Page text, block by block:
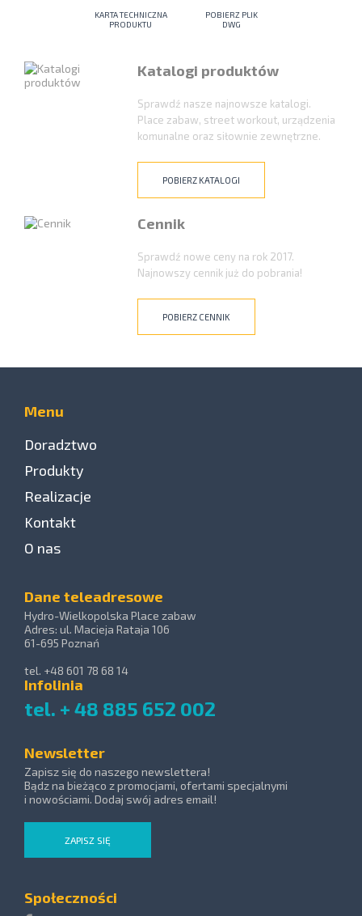
KARTA TECHNICZNA
PRODUKTU
POBIERZ PLIK
DWG
Katalogi produktów
Sprawdź nasze najnowsze katalogi.
Place zabaw, street workout, urządzenia
komunalne oraz siłownie zewnętrzne.
POBIERZ KATALOGI
Cennik
Sprawdź nowe ceny na rok 2017.
Najnowszy cennik już do pobrania!
POBIERZ CENNIK
Menu
Doradztwo
Produkty
Realizacje
Kontakt
O nas
Dane teleadresowe
Hydro-Wielkopolska Place zabaw
Adres: ul. Macieja Rataja 106
61-695 Poznań
tel. +48 601 78 68 14
Infolinia
tel. + 48 885 652 002
Newsletter
Zapisz się do naszego newslettera!
Bądz na bieżąco z promocjami, ofertami specjalnymi
i nowościami. Dodaj swój adres email!
ZAPISZ SIĘ
Społeczności